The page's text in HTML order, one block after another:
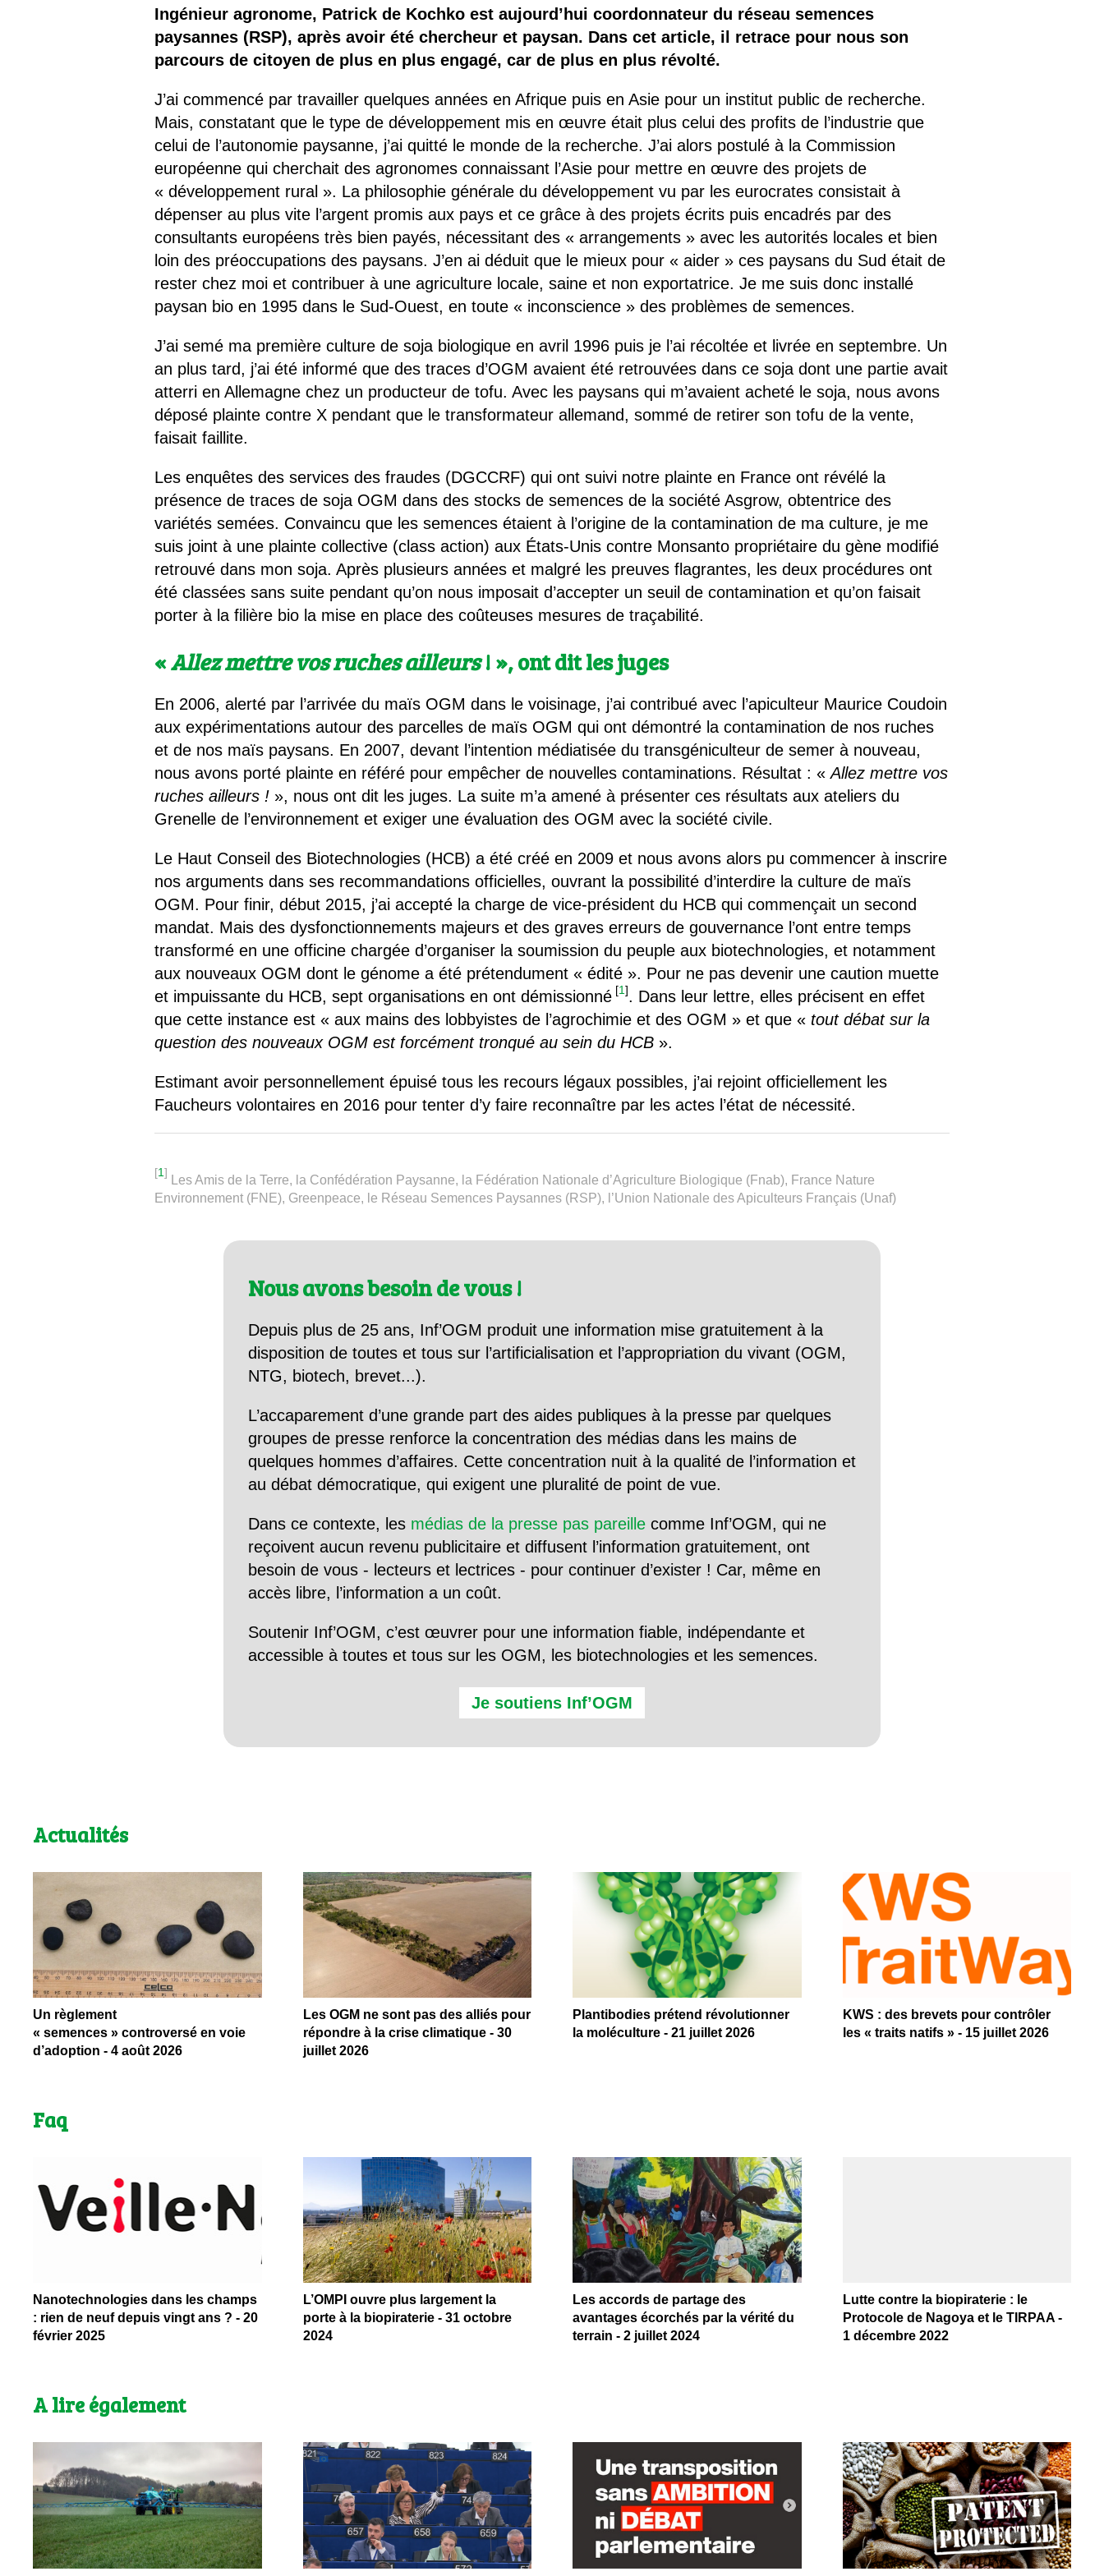
Il y a semence…. et semence
Quels sont les avantages et les inconvénients des OGM ?
Ingénieur agronome, Patrick de Kochko est aujourd’hui coordonnateur du réseau semences
paysannes (RSP), après avoir été chercheur et paysan. Dans cet article, il retrace pour nous son
parcours de citoyen de plus en plus engagé, car de plus en plus révolté.
J’ai commencé par travailler quelques années en Afrique puis en Asie pour un institut public de recherche.
Mais, constatant que le type de développement mis en œuvre était plus celui des profits de l’industrie que
celui de l’autonomie paysanne, j’ai quitté le monde de la recherche. J’ai alors postulé à la Commission
européenne qui cherchait des agronomes connaissant l’Asie pour mettre en œuvre des projets de
« développement rural ». La philosophie générale du développement vu par les eurocrates consistait à
dépenser au plus vite l’argent promis aux pays et ce grâce à des projets écrits puis encadrés par des
consultants européens très bien payés, nécessitant des « arrangements » avec les autorités locales et bien
loin des préoccupations des paysans. J’en ai déduit que le mieux pour « aider » ces paysans du Sud était de
rester chez moi et contribuer à une agriculture locale, saine et non exportatrice. Je me suis donc installé
paysan bio en 1995 dans le Sud-Ouest, en toute « inconscience » des problèmes de semences.
J’ai semé ma première culture de soja biologique en avril 1996 puis je l’ai récoltée et livrée en septembre. Un
an plus tard, j’ai été informé que des traces d’OGM avaient été retrouvées dans ce soja dont une partie avait
atterri en Allemagne chez un producteur de tofu. Avec les paysans qui m’avaient acheté le soja, nous avons
déposé plainte contre X pendant que le transformateur allemand, sommé de retirer son tofu de la vente,
faisait faillite.
Les enquêtes des services des fraudes (DGCCRF) qui ont suivi notre plainte en France ont révélé la
présence de traces de soja OGM dans des stocks de semences de la société Asgrow, obtentrice des
variétés semées. Convaincu que les semences étaient à l’origine de la contamination de ma culture, je me
suis joint à une plainte collective (class action) aux États-Unis contre Monsanto propriétaire du gène modifié
retrouvé dans mon soja. Après plusieurs années et malgré les preuves flagrantes, les deux procédures ont
été classées sans suite pendant qu’on nous imposait d’accepter un seuil de contamination et qu’on faisait
porter à la filière bio la mise en place des coûteuses mesures de traçabilité.
«Allez mettre vos ruches ailleurs! », ont dit les juges
En 2006, alerté par l’arrivée du maïs OGM dans le voisinage, j’ai contribué avec l’apiculteur Maurice Coudoin
aux expérimentations autour des parcelles de maïs OGM qui ont démontré la contamination de nos ruches
et de nos maïs paysans. En 2007, devant l’intention médiatisée du transgéniculteur de semer à nouveau,
nous avons porté plainte en référé pour empêcher de nouvelles contaminations. Résultat : «Allez mettre vos
ruches ailleurs ! », nous ont dit les juges. La suite m’a amené à présenter ces résultats aux ateliers du
Grenelle de l’environnement et exiger une évaluation des OGM avec la société civile.
Le Haut Conseil des Biotechnologies (HCB) a été créé en 2009 et nous avons alors pu commencer à inscrire
nos arguments dans ses recommandations officielles, ouvrant la possibilité d’interdire la culture de maïs
OGM. Pour finir, début 2015, j’ai accepté la charge de vice-président du HCB qui commençait un second
mandat. Mais des dysfonctionnements majeurs et des graves erreurs de gouvernance l’ont entre temps
transformé en une officine chargée d’organiser la soumission du peuple aux biotechnologies, et notamment
aux nouveaux OGM dont le génome a été prétendument « édité ». Pour ne pas devenir une caution muette
et impuissante du HCB, sept organisations en ont démissionné [1]. Dans leur lettre, elles précisent en effet
que cette instance est « aux mains des lobbyistes de l’agrochimie et des OGM » et que « tout débat sur la
question des nouveaux OGM est forcément tronqué au sein du HCB ».
Estimant avoir personnellement épuisé tous les recours légaux possibles, j’ai rejoint officiellement les
Faucheurs volontaires en 2016 pour tenter d’y faire reconnaître par les actes l’état de nécessité.
[1]
Les Amis de la Terre, la Confédération Paysanne, la Fédération Nationale d’Agriculture Biologique (Fnab), France Nature
Environnement (FNE), Greenpeace, le Réseau Semences Paysannes (RSP), l’Union Nationale des Apiculteurs Français (Unaf)
Nous avons besoin de vous !
Depuis plus de 25 ans, Inf’OGM produit une information mise gratuitement à la
disposition de toutes et tous sur l’artificialisation et l’appropriation du vivant (OGM,
NTG, biotech, brevet...).
L’accaparement d’une grande part des aides publiques à la presse par quelques
groupes de presse renforce la concentration des médias dans les mains de
quelques hommes d’affaires. Cette concentration nuit à la qualité de l’information et
au débat démocratique, qui exigent une pluralité de point de vue.
Dans ce contexte, les médias de la presse pas pareille comme Inf’OGM, qui ne
reçoivent aucun revenu publicitaire et diffusent l’information gratuitement, ont
besoin de vous - lecteurs et lectrices - pour continuer d’exister ! Car, même en
accès libre, l’information a un coût.
Soutenir Inf’OGM, c’est œuvrer pour une information fiable, indépendante et
accessible à toutes et tous sur les OGM, les biotechnologies et les semences.
Je soutiens Inf’OGM
Actualités
Un règlement
« semences » controversé en voie
d’adoption - 4 août 2026
Les OGM ne sont pas des alliés pour
répondre à la crise climatique - 30
juillet 2026
Plantibodies prétend révolutionner
la moléculture - 21 juillet 2026
KWS : des brevets pour contrôler
les « traits natifs » - 15 juillet 2026
Faq
Nanotechnologies dans les champs
: rien de neuf depuis vingt ans ? - 20
février 2025
L’OMPI ouvre plus largement la
porte à la biopiraterie - 31 octobre
2024
Les accords de partage des
avantages écorchés par la vérité du
terrain - 2 juillet 2024
Lutte contre la biopiraterie : le
Protocole de Nagoya et le TIRPAA -
1 décembre 2022
A lire également